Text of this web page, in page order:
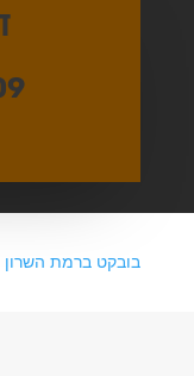
בובקט ברמת השרון